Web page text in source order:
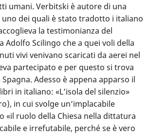
umani. Verbitski è autore di una
dei quali è stato tradotto i italiano
la testimonianza del
Adolfo Scilingo che a quei voli della
vivi venivano scaricati da aerei nel
partecipato e per questo si trova
Adesso è appena apparso il
in italiano: «L’isola del silenzio»
in cui svolge un’implacabile
«il ruolo della Chiesa nella dittatura
e irrefutabile, perché se è vero